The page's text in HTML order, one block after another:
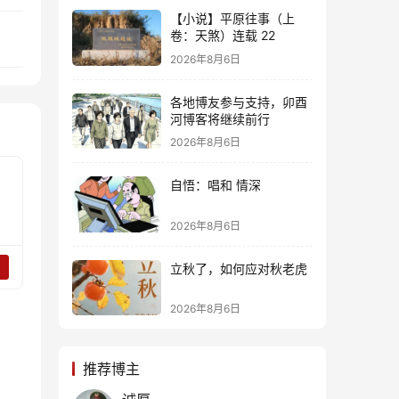
【小说】平原往事（上
卷：天煞）连载 22
2026年8月6日
各地博友参与支持，卯酉
河博客将继续前行
2026年8月6日
自悟：唱和 情深
2026年8月6日
立秋了，如何应对秋老虎
2026年8月6日
推荐博主